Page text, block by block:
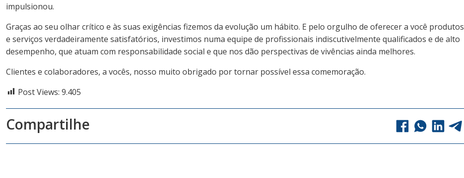
impulsionou.
Graças ao seu olhar crítico e às suas exigências fizemos da evolução um hábito. E pelo orgulho de oferecer a você produtos
e serviços verdadeiramente satisfatórios, investimos numa equipe de profissionais indiscutivelmente qualificados e de alto
desempenho, que atuam com responsabilidade social e que nos dão perspectivas de vivências ainda melhores.
Clientes e colaboradores, a vocês, nosso muito obrigado por tornar possível essa comemoração.
Post Views: 9.405
Compartilhe